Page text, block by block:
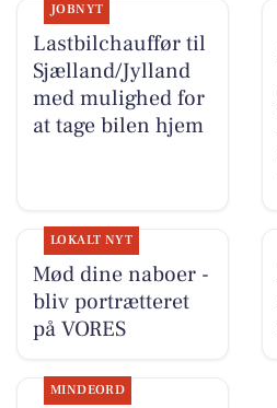
JOBNYT
Lastbilchauffør til
Sjælland/Jylland
med mulighed for
at tage bilen hjem
LOKALT NYT
Mød dine naboer -
bliv portrætteret
på VORES
MINDEORD